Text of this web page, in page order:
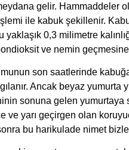
gelir. Hammaddeler
ile kabuk şekillenir.
0,3 milimetre
ve nemin
son saatlerinde
Ancak beyaz yumurta
sonuna gelen yumurtaya
ve yarı geçirgen olan
bu harikulade nimet